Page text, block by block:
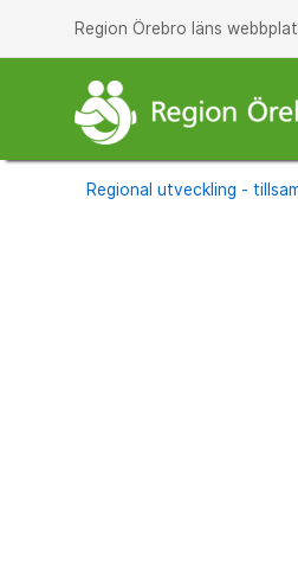
Region Örebro läns
Regional utveckling -